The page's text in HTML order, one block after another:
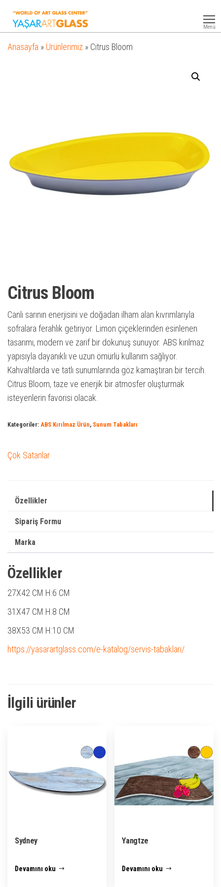
Glass
Menü
Anasayfa » Ürünlerimiz » Citrus Bloom
Citrus Bloom
Canlı sarının enerjisini ve doğadan ilham alan kıvrımlarıyla
sofralara ferahlık getiriyor. Limon çiçeklerinden esinlenen
tasarımı, modern ve zarif bir dokunuş sunuyor. ABS kırılmaz
yapısıyla dayanıklı ve uzun ömürlü kullanım sağlıyor.
Kahvaltılarda ve tatlı sunumlarında göz kamaştıran bir tercih.
Citrus Bloom, taze ve enerjik bir atmosfer oluşturmak
isteyenlerin favorisi olacak.
Kategoriler: ABS Kırılmaz Ürün, Sunum Tabakları
Çok Satanlar
Özellikler
Sipariş Formu
Marka
Özellikler
27X42 CM H:6 CM
31X47 CM H:8 CM
38X53 CM H:10 CM
https://yasarartglass.com/e-katalog/servis-tabaklari/
İlgili ürünler
Sydney
Devamını oku
Yangtze
Devamını oku